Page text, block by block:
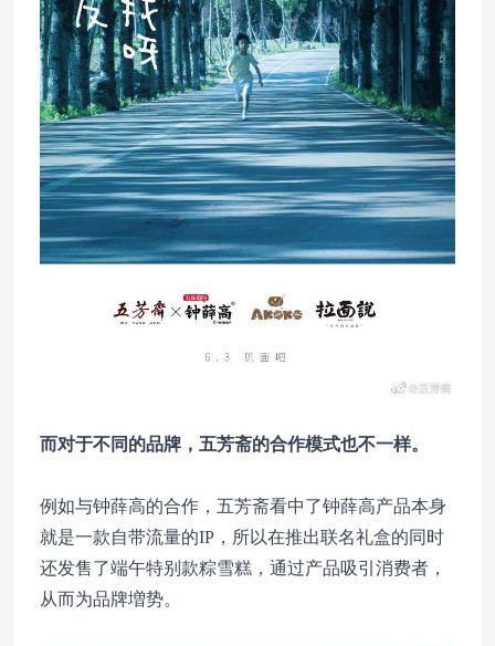
而对于不同的品牌，五芳斋的合作模式也不一样。
例如与钟薛高的合作，五芳斋看中了钟薛高产品本身
就是一款自带流量的IP，所以在推出联名礼盒的同时
还发售了端午特别款粽雪糕，通过产品吸引消费者，
从而为品牌増势。